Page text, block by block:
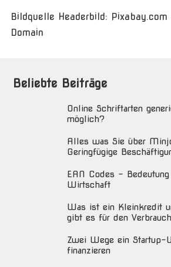
Bildquelle Headerbild:
Domain
Beliebte Beiträge
Online Schriftarten
möglich?
Alles was Sie über
Geringfügige
EAN Codes –
Wirtschaft
Was ist ein Kleinkredit
gibt es für den
Zwei Wege ein Startup-
finanzieren